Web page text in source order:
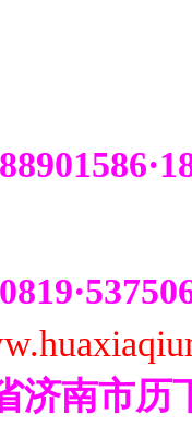
·
·
济南市历